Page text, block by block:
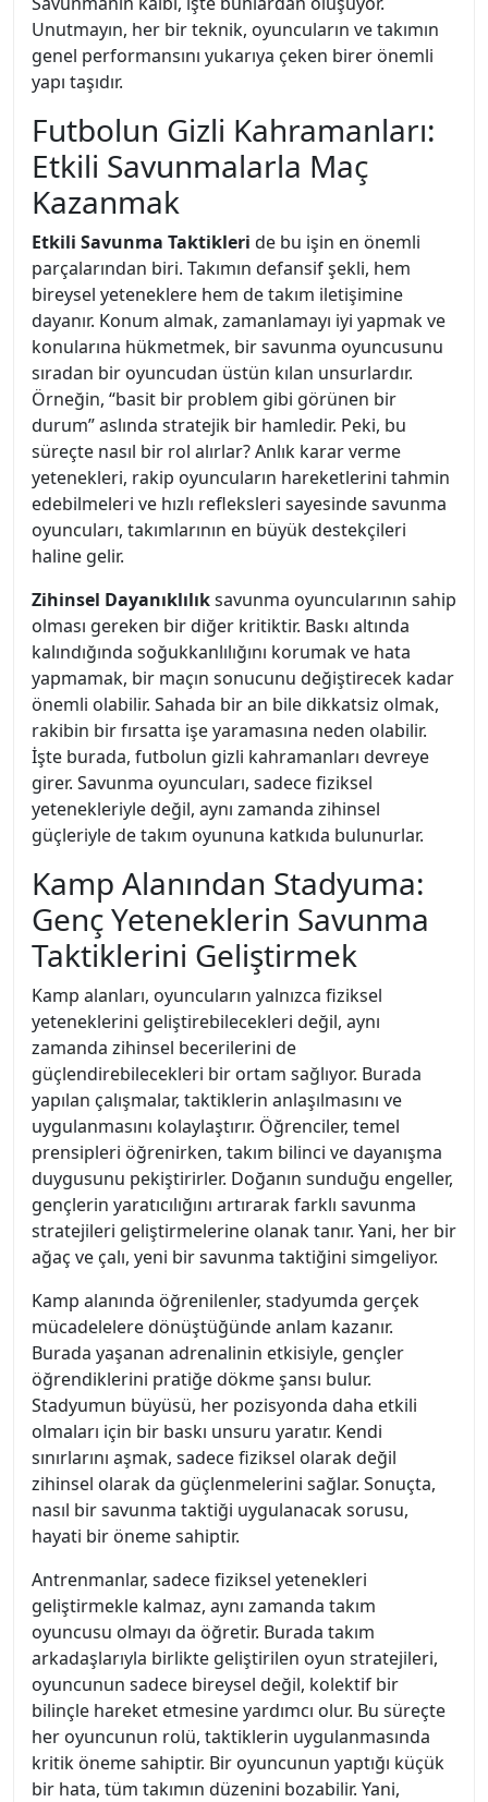
Unutmayın, her bir teknik, oyuncuların ve takımın
genel performansını yukarıya çeken birer önemli
yapı taşıdır.
Futbolun Gizli Kahramanları:
Etkili Savunmalarla Maç
Kazanmak
Etkili Savunma Taktikleri de bu işin en önemli
parçalarından biri. Takımın defansif şekli, hem
bireysel yeteneklere hem de takım iletişimine
dayanır. Konum almak, zamanlamayı iyi yapmak ve
konularına hükmetmek, bir savunma oyuncusunu
sıradan bir oyuncudan üstün kılan unsurlardır.
Örneğin, “basit bir problem gibi görünen bir
durum” aslında stratejik bir hamledir. Peki, bu
süreçte nasıl bir rol alırlar? Anlık karar verme
yetenekleri, rakip oyuncuların hareketlerini tahmin
edebilmeleri ve hızlı refleksleri sayesinde savunma
oyuncuları, takımlarının en büyük destekçileri
haline gelir.
Zihinsel Dayanıklılıksavunma oyuncularının sahip
olması gereken bir diğer kritiktir. Baskı altında
kalındığında soğukkanlılığını korumak ve hata
yapmamak, bir maçın sonucunu değiştirecek kadar
önemli olabilir. Sahada bir an bile dikkatsiz olmak,
rakibin bir fırsatta işe yaramasına neden olabilir.
İşte burada, futbolun gizli kahramanları devreye
girer. Savunma oyuncuları, sadece fiziksel
yetenekleriyle değil, aynı zamanda zihinsel
güçleriyle de takım oyununa katkıda bulunurlar.
Kamp Alanından Stadyuma:
Genç Yeteneklerin Savunma
Taktiklerini Geliştirmek
Kamp alanları, oyuncuların yalnızca fiziksel
yeteneklerini geliştirebilecekleri değil, aynı
zamanda zihinsel becerilerini de
güçlendirebilecekleri bir ortam sağlıyor. Burada
yapılan çalışmalar, taktiklerin anlaşılmasını ve
uygulanmasını kolaylaştırır. Öğrenciler, temel
prensipleri öğrenirken, takım bilinci ve dayanışma
duygusunu pekiştirirler. Doğanın sunduğu engeller,
gençlerin yaratıcılığını artırarak farklı savunma
stratejileri geliştirmelerine olanak tanır. Yani, her bir
ağaç ve çalı, yeni bir savunma taktiğini simgeliyor.
Kamp alanında öğrenilenler, stadyumda gerçek
mücadelelere dönüştüğünde anlam kazanır.
Burada yaşanan adrenalinin etkisiyle, gençler
öğrendiklerini pratiğe dökme şansı bulur.
Stadyumun büyüsü, her pozisyonda daha etkili
olmaları için bir baskı unsuru yaratır. Kendi
sınırlarını aşmak, sadece fiziksel olarak değil
zihinsel olarak da güçlenmelerini sağlar. Sonuçta,
nasıl bir savunma taktiği uygulanacak sorusu,
hayati bir öneme sahiptir.
Antrenmanlar, sadece fiziksel yetenekleri
geliştirmekle kalmaz, aynı zamanda takım
oyuncusu olmayı da öğretir. Burada takım
arkadaşlarıyla birlikte geliştirilen oyun stratejileri,
oyuncunun sadece bireysel değil, kolektif bir
bilinçle hareket etmesine yardımcı olur. Bu süreçte
her oyuncunun rolü, taktiklerin uygulanmasında
kritik öneme sahiptir. Bir oyuncunun yaptığı küçük
bir hata, tüm takımın düzenini bozabilir. Yani,